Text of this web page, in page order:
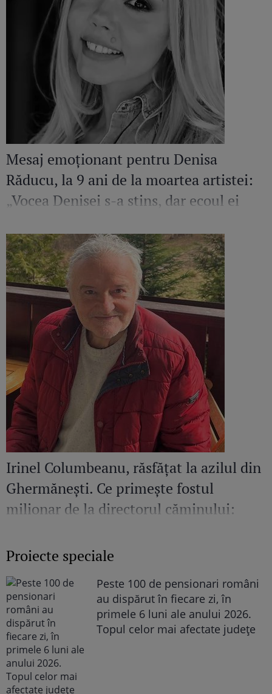
Mesaj emoționant pentru Denisa
Răducu, la 9 ani de la moartea artistei:
„Vocea Denisei s-a stins, dar ecoul ei
Irinel Columbeanu, răsfățat la azilul din
Ghermănești. Ce primește fostul
milionar de la directorul căminului:
Proiecte speciale
Peste 100 de pensionari români
au dispărut în fiecare zi, în
primele 6 luni ale anului 2026.
Topul celor mai afectate județe